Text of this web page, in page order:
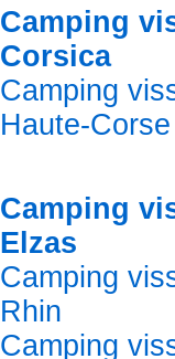
Camping
Corsica
Camping
Haute-Corse
Camping
Elzas
Camping
Rhin
Camping